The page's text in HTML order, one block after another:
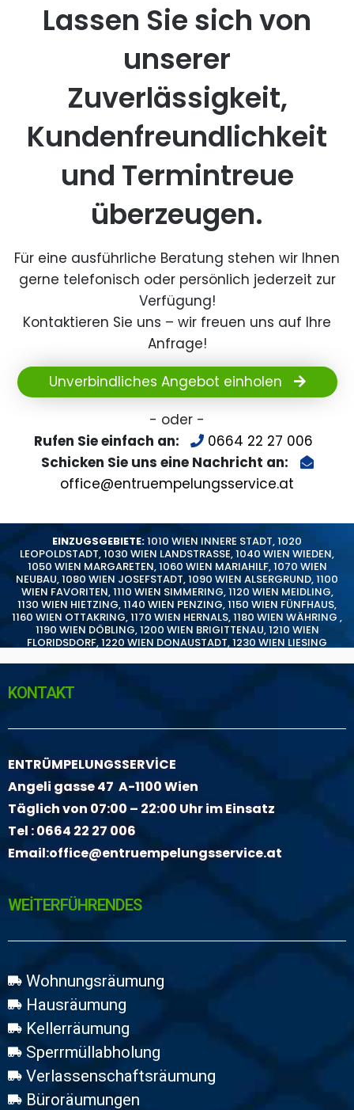
Lassen Sie sich von
unserer
Zuverlässigkeit,
Kundenfreundlichkeit
und Termintreue
überzeugen.
Für eine ausführliche Beratung stehen wir Ihnen
gerne telefonisch oder persönlich jederzeit zur
Verfügung!
Kontaktieren Sie uns – wir freuen uns auf Ihre
Anfrage!
Unverbindliches Angebot einholen
- oder -
Rufen Sie einfach an:
0664 22 27 006
Schicken Sie uns eine Nachricht an:
office@entruempelungsservice.at
EINZUGSGEBIETE:1010 WIEN INNERE STADT,1020
LEOPOLDSTADT,1030 WIEN LANDSTRASSE,1040 WIEN WIEDEN,
1050 WIEN MARGARETEN,1060 WIEN MARIAHILF,1070 WIEN
NEUBAU,1080 WIEN JOSEFSTADT,1090 WIEN ALSERGRUND,1100
WIEN FAVORITEN,1110 WIEN SIMMERING,1120 WIEN MEIDLING,
1130 WIEN HIETZING,1140 WIEN PENZING,1150 WIEN FÜNFHAUS,
1160 WIEN OTTAKRING,1170 WIEN HERNALS,1180 WIEN WÄHRING ,
1190 WIEN DÖBLING,1200 WIEN BRIGITTENAU,1210 WIEN
FLORIDSDORF,1220 WIEN DONAUSTADT,1230 WIEN LIESING
KONTAKT
ENTRÜMPELUNGSSERVİCE
Angeli gasse 47 A-1100 Wien
Täglich von 07:00 – 22:00 Uhr im Einsatz
Tel :0664 22 27 006
Email:office@entruempelungsservice.at
WEİTERFÜHRENDES
Wohnungsräumung
Hausräumung
Kellerräumung
Sperrmüllabholung
Verlassenschaftsräumung
Büroräumungen